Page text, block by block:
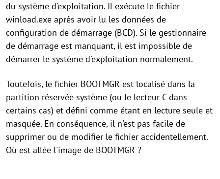
du système d'exploitation. Il exécute le fichier
winload.exe après avoir lu les données de
configuration de démarrage (BCD). Si le gestionnaire
de démarrage est manquant, il est impossible de
démarrer le système d'exploitation normalement.
Toutefois, le fichier BOOTMGR est localisé dans la
partition réservée système (ou le lecteur C dans
certains cas) et défini comme étant en lecture seule et
masquée. En conséquence, il n'est pas facile de
supprimer ou de modifier le fichier accidentellement.
Où est allée l'image de BOOTMGR ?